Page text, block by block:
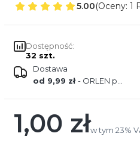
5.00(Oceny: 1
Dostępność:
32 szt.
Dostawa
od 9,99 zł- ORLEN paczka
Cena
1,00 złw tym 23%
w tym 23%